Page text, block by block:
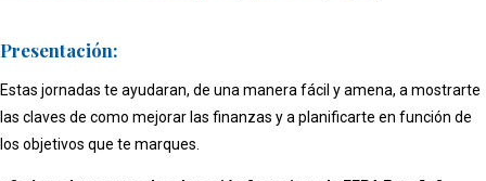
Presentación:
Estas jornadas te ayudaran, de una manera fácil y amena, a mostrarte
las claves de como mejorar las finanzas y a planificarte en función de
los objetivos que te marques.